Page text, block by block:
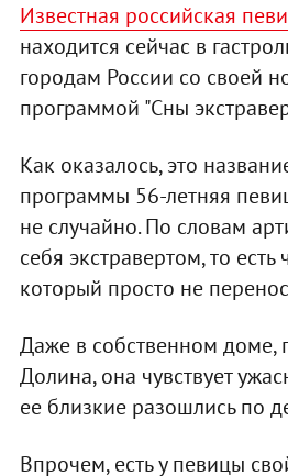
Известная российская
находится сейчас в
городам России со своей
программой "Сны
Как оказалось, это
программы 56-летняя
не случайно. По словам
себя экстравертом, то есть
который просто не
Даже в собственном доме,
Долина, она чувствует
ее близкие разошлись по
Впрочем, есть у певицы